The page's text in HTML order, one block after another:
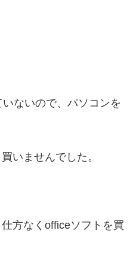
ないので、パソコンを
いませんでした。
方なくofficeソフトを買